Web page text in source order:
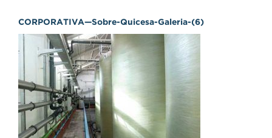
CORPORATIVA—Sobre-Quicesa-Galeria-(6)